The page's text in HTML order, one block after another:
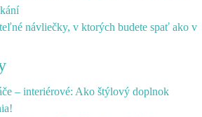
návliečky, v ktorých budete spať ako v
– interiérové: Ako štýlový doplnok